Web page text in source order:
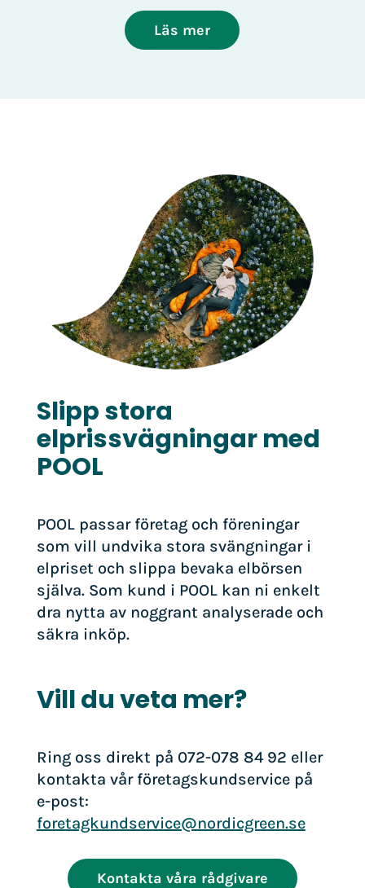
Läs mer
Slipp stora
elprissvägningar med
POOL
POOL passar företag och föreningar
som vill undvika stora svängningar i
elpriset och slippa bevaka elbörsen
själva. Som kund i POOL kan ni enkelt
dra nytta av noggrant analyserade och
säkra inköp.
Vill du veta mer?
Ring oss direkt på 072-078 84 92 eller
kontakta vår företagskundservice på
e-post:
foretagkundservice@nordicgreen.se
Kontakta våra rådgivare